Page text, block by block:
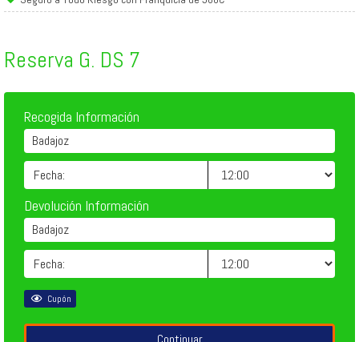
Reserva G. DS 7
Recogida Información
Badajoz
Devolución Información
Badajoz
Cupón